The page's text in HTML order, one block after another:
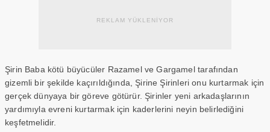
REKLAM YÜKLENİYOR
Şirin Baba kötü büyücüler Razamel ve Gargamel tarafından
gizemli bir şekilde kaçırıldığında, Şirine Şirinleri onu kurtarmak için
gerçek dünyaya bir göreve götürür. Şirinler yeni arkadaşlarının
yardımıyla evreni kurtarmak için kaderlerini neyin belirlediğini
keşfetmelidir.